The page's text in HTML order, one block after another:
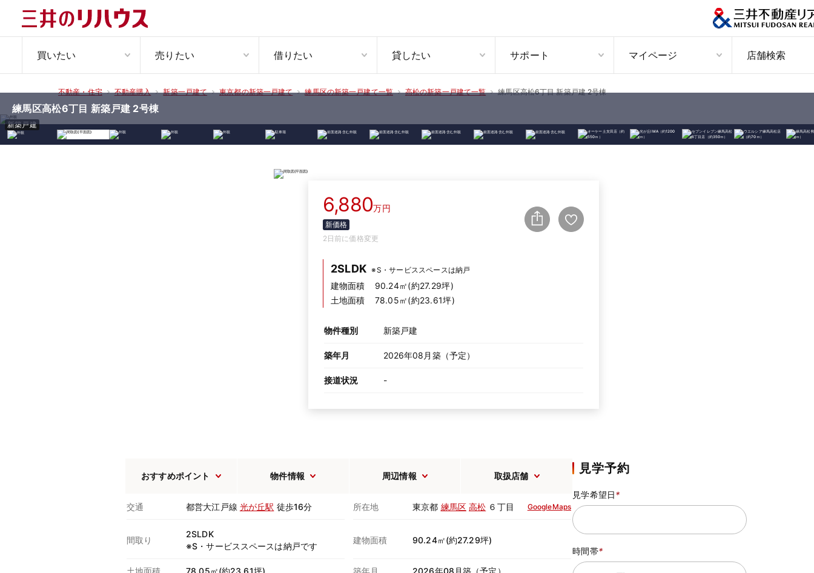
買いたい 売りたい 借りたい 貸したい サポート マイページ 店舗検索
不動産・住宅 不動産購入 新築一戸建て 東京都の新築一戸建て 練馬区の新築一戸建て一覧 高松の新築一戸建て一覧 練馬区高松6丁目 新築戸建 2号棟
新築戸建
練馬区高松6丁目 新築戸建 2号棟
6,880万円
新価格
2日前に価格変更
2SLDK ※S・サービススペースは納戸
建物面積
90.24㎡(約27.29坪)
土地面積
78.05㎡(約23.61坪)
物件種別 新築戸建
築年月 2026年08月築（予定）
接道状況 -
おすすめポイント 物件情報 周辺情報 取扱店舗
交通 都営大江戸線 光が丘駅 徒歩16分 所在地 東京都 練馬区 高松 ６丁目 GoogleMaps
間取り
2SLDK
※S・サービススペースは納戸です
建物面積 90.24㎡(約27.29坪)
土地面積 78.05㎡(約23.61坪) 築年月 2026年08月築（予定）
見学予約
見学希望日*
時間帯*